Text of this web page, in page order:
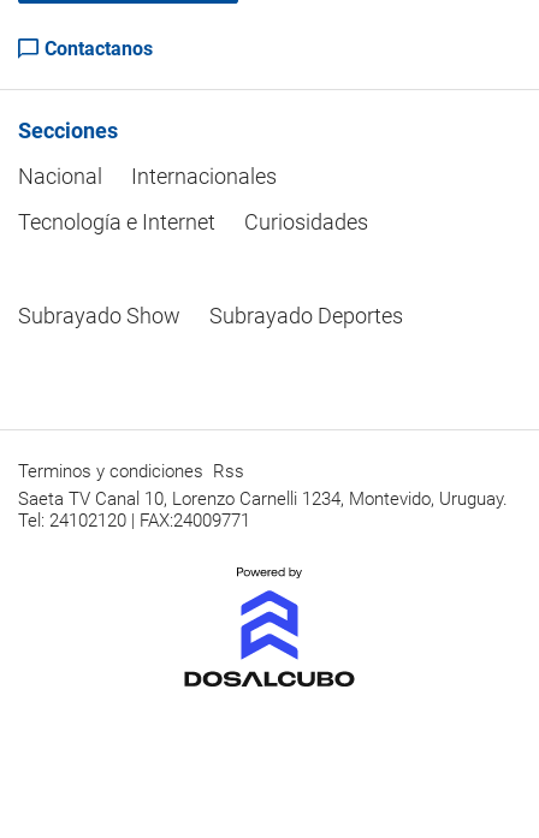
Contactanos
Secciones
Nacional
Internacionales
Tecnología e Internet
Curiosidades
Subrayado Show Subrayado Deportes
Terminos y condiciones Rss
Saeta TV Canal 10, Lorenzo Carnelli 1234, Montevido, Uruguay.
Tel: 24102120 | FAX:24009771